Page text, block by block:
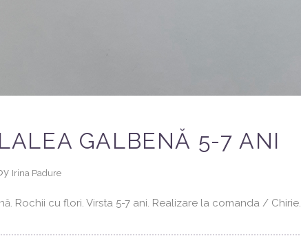
GALBENĂ 5-7 ANI
Irina Padure
Rochii cu flori. Virsta 5-7 ani. Realizare la comanda / Chirie.